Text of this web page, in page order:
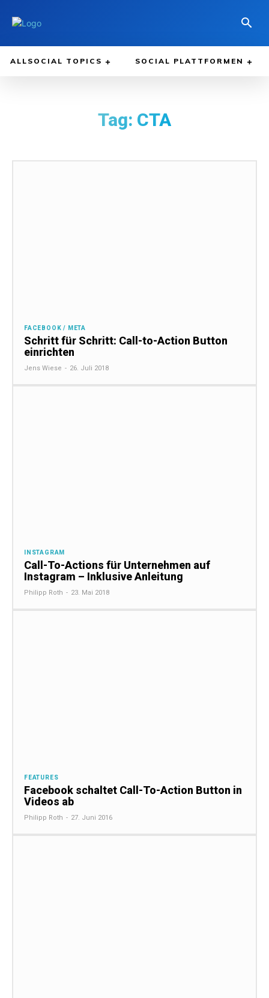
ALLSOCIAL TOPICS SOCIAL PLATTFORMEN
Tag: CTA
FACEBOOK / META
Schritt für Schritt: Call-to-Action Button
einrichten
Jens Wiese - 26. Juli 2018
INSTAGRAM
Call-To-Actions für Unternehmen auf
Instagram – Inklusive Anleitung
Philipp Roth - 23. Mai 2018
FEATURES
Facebook schaltet Call-To-Action Button in
Videos ab
Philipp Roth - 27. Juni 2016